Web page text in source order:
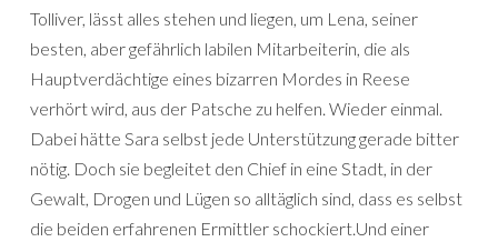
Tolliver, lässt alles stehen und liegen, um Lena, seiner
besten, aber gefährlich labilen Mitarbeiterin, die als
Hauptverdächtige eines bizarren Mordes in Reese
verhört wird, aus der Patsche zu helfen. Wieder einmal.
Dabei hätte Sara selbst jede Unterstützung gerade bitter
nötig. Doch sie begleitet den Chief in eine Stadt, in der
Gewalt, Drogen und Lügen so alltäglich sind, dass es selbst
die beiden erfahrenen Ermittler schockiert.Und einer